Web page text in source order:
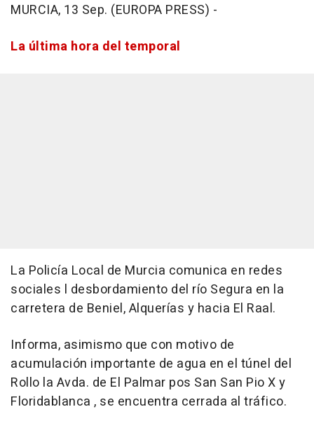
MURCIA, 13 Sep. (EUROPA PRESS) -
La última hora del temporal
La Policía Local de Murcia comunica en redes
sociales l desbordamiento del río Segura en la
carretera de Beniel, Alquerías y hacia El Raal.
Informa, asimismo que con motivo de
acumulación importante de agua en el túnel del
Rollo la Avda. de El Palmar pos San San Pio X y
Floridablanca , se encuentra cerrada al tráfico.